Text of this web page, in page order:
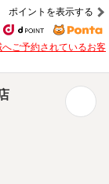
ポイントを表示する
へご予約されているお客